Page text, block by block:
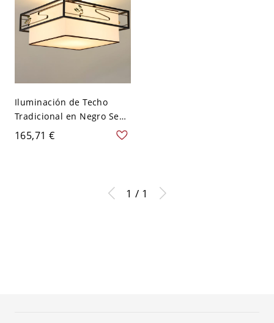
Iluminación de Techo
Tradicional en Negro Semi
Plafón de Tela para Sala -
Negro 110 A 120 V 2
165,71 €
1 / 1